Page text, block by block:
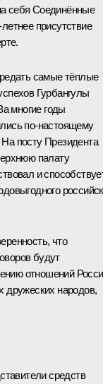
себя Соединённые
присутствие
самые тёплые
Гурбангулы
многие годы
по-настоящему
посту Президента
палату
и
что
будут
отношений
дружеских народов,
средств